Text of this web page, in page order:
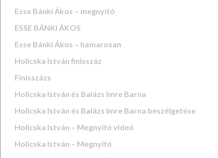
Esse Bánki Ákos – megnyitó
ESSE BÁNKI ÁKOS
Esse Bánki Ákos – hamarosan
Holicska István finisszáz
Finisszázs
Holicska István és Balázs Imre Barna
Holicska István és Balázs Imre Barna beszélgetése
Holicska István – Megnyitó videó
Holicska István – Megnyitó